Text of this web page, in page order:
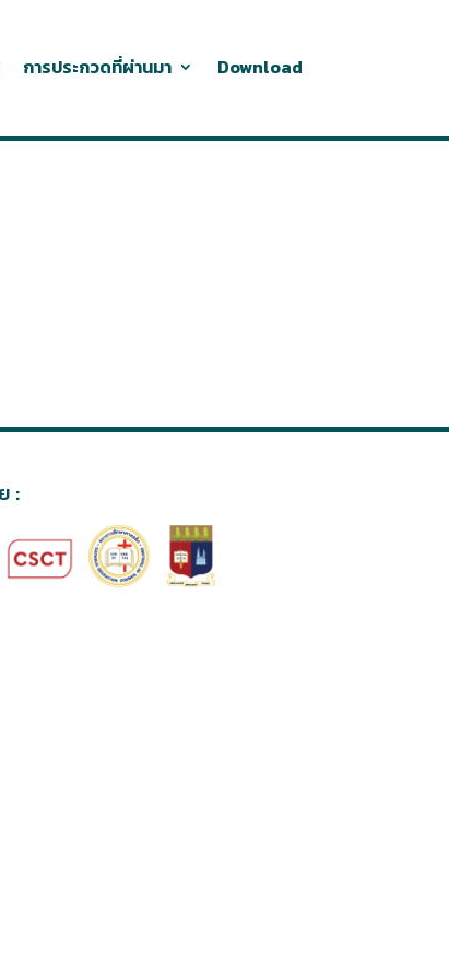
การประกวดที่ผ่านมา Download
: